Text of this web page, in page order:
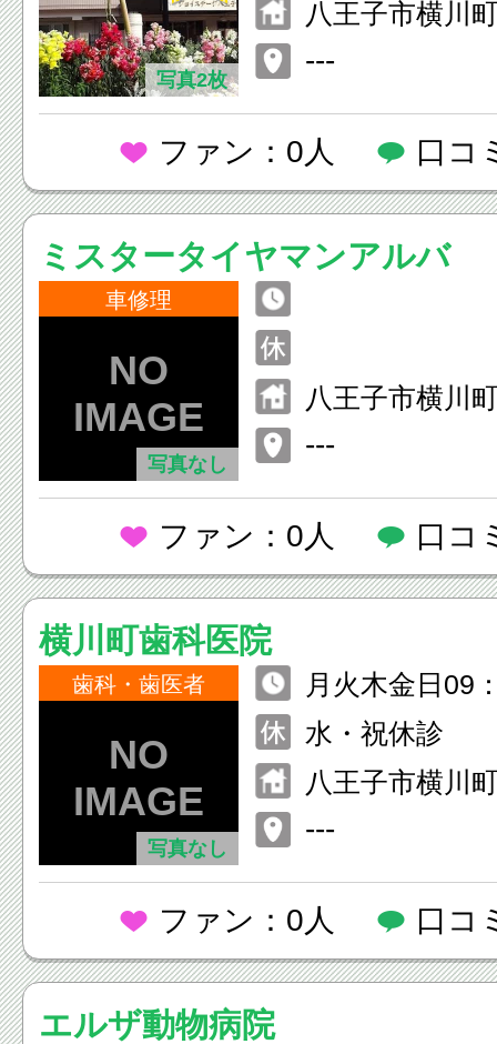
写真2枚
八王子市横川
---
ファン：0人 口コ
ミスタータイヤマンアルバ
車修理
写真なし
八王子市横川
---
ファン：0人 口コ
横川町歯科医院
歯科・歯医者
写真なし
月火木金日
月火木金14：
水・祝休診
八王子市横川
---
ファン：0人 口コ
エルザ動物病院